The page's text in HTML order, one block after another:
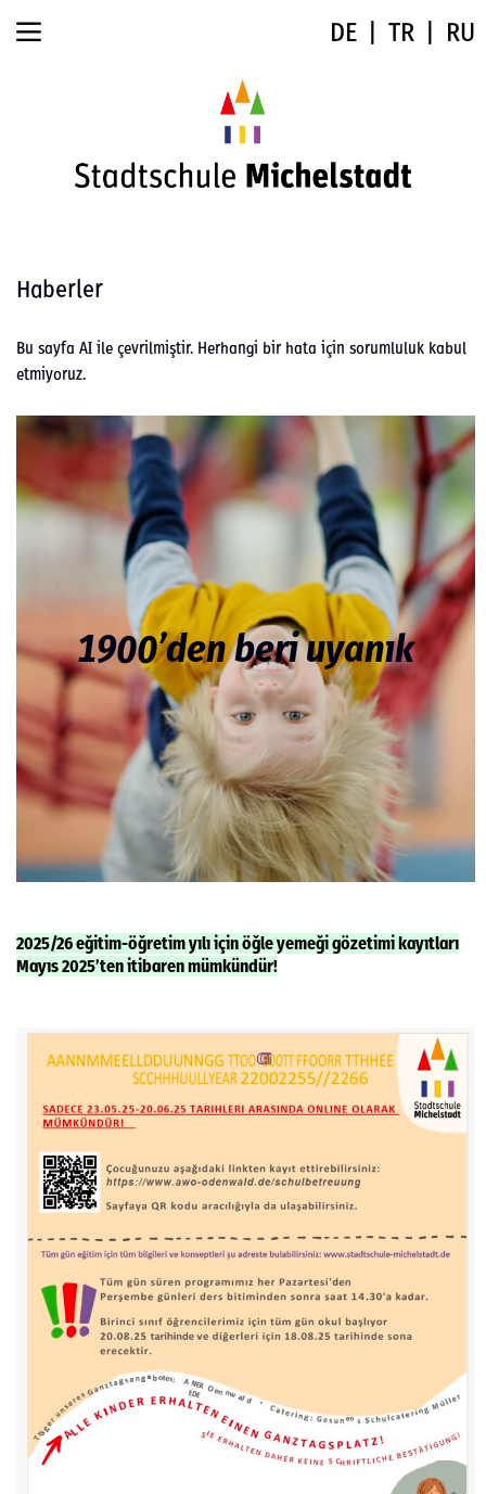
DE TR RU
Haberler
Bu say­fa AI ile çevrilmiştir. Her­han­gi bir hata için sorum­lu­luk kab­ul
etmiy­oruz.
1900’den beri uyanık
2025/26 eğitim-öğretim yılı için öğle yemeği gözetimi kayıtları
Mayıs 2025’ten itibaren mümkündür!